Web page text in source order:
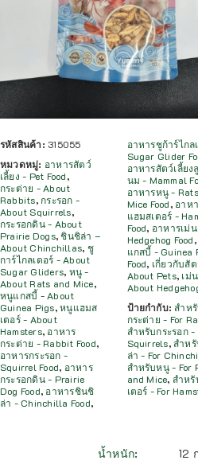
รหัสสินค้า: 315055
หมวดหมู่: อาหารสัตว์
เลี้ยง - Pet Food,
กระต่าย - About
Rabbits, กระรอก -
About Squirrels,
กระรอกดิน - About
Prairie Dogs,ชินชิล่า –
About Chinchillas, ชู
การ์ไกลเดอร์ - About
Sugar Gliders, หนู -
About Rats and Mice,
หนูแกสบี้ - About
Guinea Pigs,หนูแฮมส
เตอร์ - About
Hamsters, อาหาร
กระต่าย - Rabbit Food,
อาหารกระรอก -
Squirrel Food, อาหาร
กระรอกดิน - Prairie
Dog Food, อาหารชินชิ
ล่า - Chinchilla Food,
อาหารชูก้าร์ไกล
Sugar Glider
อาหารสัตว์เลี้ยง
นม - Mammal
อาหารหนู -
Mice Food, อาห
แฮมสเตอร์ -
Food, อาหารเม่
Hedgehog Food,
แกสบี้ - Guinea
Food, เกี่ยวกับสั
About Pets, เม่
About
ป้ายกำกับ:สำห
กระต่าย - For
สำหรับกระรอก -
Squirrels,สำห
ล่า - For
สำหรับหนู - For
and Mice, สำห
เตอร์ - For
น้ำหนัก 12